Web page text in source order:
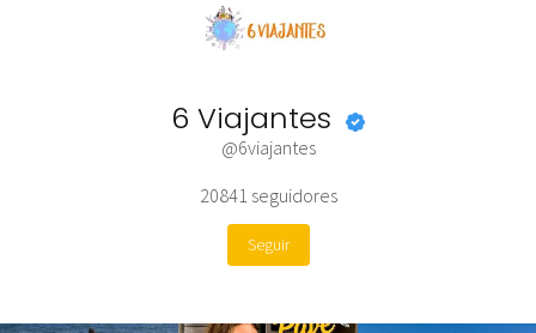
6 Viajantes
@6viajantes
20841 seguidores
Seguir